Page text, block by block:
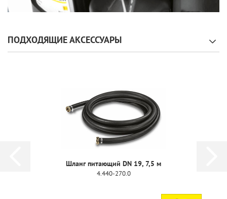
ПОДХОДЯЩИЕ АКСЕССУАРЫ
Шланг питающий DN 19, 7,5 м
4.440-270.0